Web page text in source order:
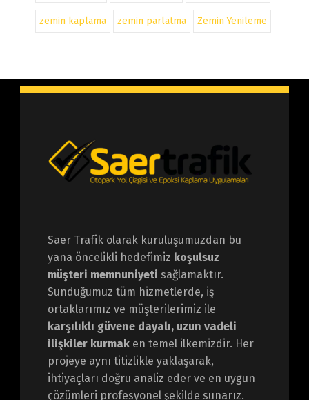
zemin kaplama zemin parlatma Zemin Yenileme
Saer Trafik olarak kuruluşumuzdan bu
yana öncelikli hedefimiz koşulsuz
müşteri memnuniyeti sağlamaktır.
Sunduğumuz tüm hizmetlerde, iş
ortaklarımız ve müşterilerimiz ile
karşılıklı güvene dayalı, uzun vadeli
ilişkiler kurmaken temel ilkemizdir. Her
projeye aynı titizlikle yaklaşarak,
ihtiyaçları doğru analiz eder ve en uygun
çözümleri profesyonel şekilde sunarız.